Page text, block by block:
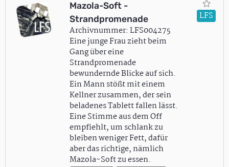
Mazola-Soft -
Strandpromenade
Archivnummer: LFS004275
Eine junge Frau zieht beim
Gang über eine
Strandpromenade
bewundernde Blicke auf sich.
Ein Mann stößt mit einem
Kellner zusammen, der sein
beladenes Tablett fallen lässt.
Eine Stimme aus dem Off
empfiehlt, um schlank zu
bleiben weniger Fett, dafür
aber das richtige, nämlich
Mazola-Soft zu essen.
LFS